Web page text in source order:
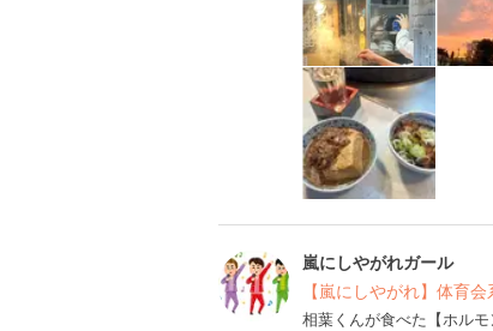
嵐にしやがれガール
【嵐にしやがれ】体育
相葉くんが食べた【ホルモ